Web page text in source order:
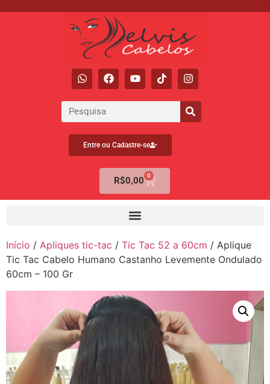
Entre ou Cadastre-se
R$0,00 0
Início / Apliques tic-tac / Tic Tac 52 a 60cm / Aplique
Tic Tac Cabelo Humano Castanho Levemente Ondulado
60cm – 100 Gr